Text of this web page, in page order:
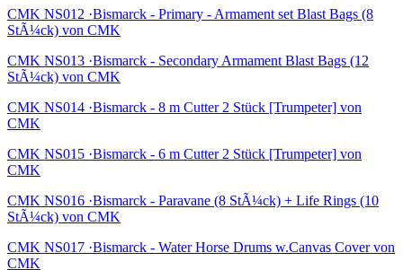
CMK NS012 ·Bismarck - Primary - Armament set Blast Bags (8
StÃ¼ck) von CMK
CMK NS013 ·Bismarck - Secondary Armament Blast Bags (12
StÃ¼ck) von CMK
CMK NS014 ·Bismarck - 8 m Cutter 2 Stück [Trumpeter] von
CMK
CMK NS015 ·Bismarck - 6 m Cutter 2 Stück [Trumpeter] von
CMK
CMK NS016 ·Bismarck - Paravane (8 StÃ¼ck) + Life Rings (10
StÃ¼ck) von CMK
CMK NS017 ·Bismarck - Water Horse Drums w.Canvas Cover von
CMK